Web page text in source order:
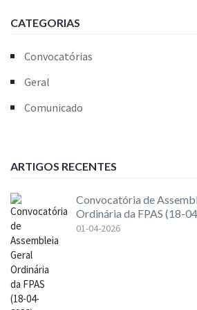
CATEGORIAS
Convocatórias
Geral
Comunicado
ARTIGOS RECENTES
Convocatória de
Ordinária da FPAS (18-
01-04-2026